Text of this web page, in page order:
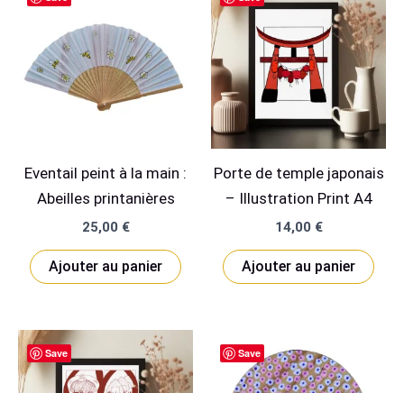
Eventail peint à la main :
Abeilles printanières
25,00 €
Ajouter au panier
Porte de temple japonais
– Illustration Print A4
14,00 €
Ajouter au panier
Save Save